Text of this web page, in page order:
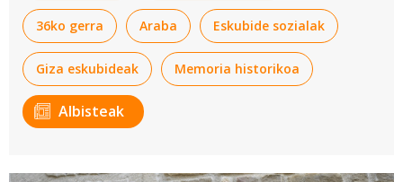
36ko gerra Araba Eskubide sozialak
Giza eskubideak Memoria historikoa
Albisteak